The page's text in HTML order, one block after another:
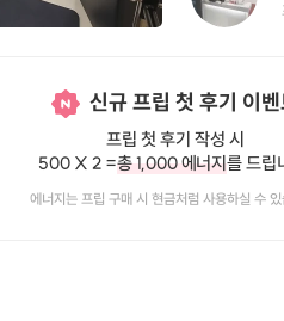
신규 프립 첫 후기 이
프립 첫 후기 작성 시
500 X 2 =총 1,000 에너지를 드립
에너지는 프립 구매 시 현금처럼 사용하실 수 있